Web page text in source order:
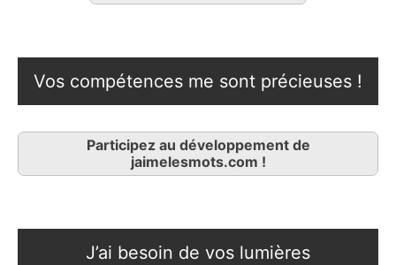
Vos compétences me sont précieuses !
Participez au développement de
jaimelesmots.com !
J’ai besoin de vos lumières